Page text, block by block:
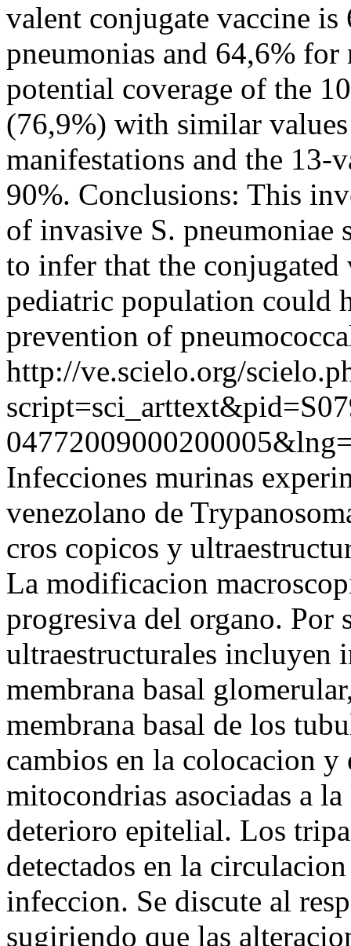
valent conjugate vaccine
pneumonias and 64,6%
potential coverage of the
(76,9%) with similar
manifestations and the 13-
90%. Conclusions: This
of invasive S. pneumoniae
to infer that the
pediatric population could
prevention of
http://ve.scielo.org/
Infecciones murinas
venezolano de
cros copicos y
La modificacion
progresiva del organo. Por
ultraestructurales incluyen
membrana basal
membrana basal de los
cambios en la colocacion y
mitocondrias asociadas a
deterioro epitelial. Los
detectados en la
infeccion. Se discute al
sugiriendo que las